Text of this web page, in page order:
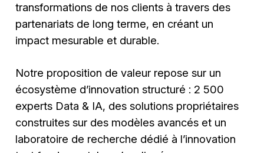
transformations de nos clients à travers des
partenariats de long terme, en créant un
impact mesurable et durable.
Notre proposition de valeur repose sur un
écosystème d’innovation structuré : 2 500
experts Data & IA, des solutions propriétaires
construites sur des modèles avancés et un
laboratoire de recherche dédié à l’innovation